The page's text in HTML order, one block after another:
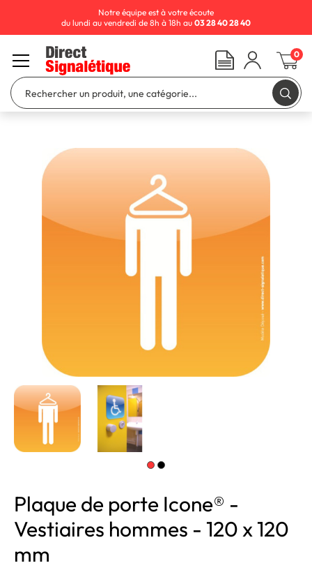
Plaque de porte Icone® -
Vestiaires hommes - 120 x 120
mm
Notre équipe est à votre écoute
du lundi au vendredi de 8h à 18h au 03 28 40 28 40
0